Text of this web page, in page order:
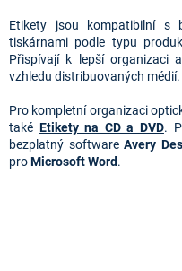
Etikety jsou kompatibilní s
tiskárnami podle typu
Přispívají k lepší organizaci
vzhledu distribuovaných médií.
Pro kompletní organizaci
také Etikety na CD a DVD.
bezplatný softwareAvery
proMicrosoft Word.